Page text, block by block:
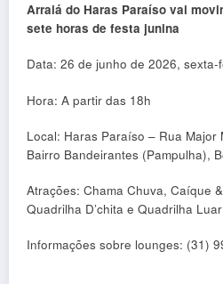
Arraiá do Haras Paraíso vai
sete horas de festa junina
Data: 26 de junho de 2026, sexta-
Hora: A partir das 18h
Local: Haras Paraíso – Rua Major
Bairro Bandeirantes (Pampulha),
Atrações: Chama Chuva, Caíque
Quadrilha D’chita e Quadrilha
Informações sobre lounges: (31)